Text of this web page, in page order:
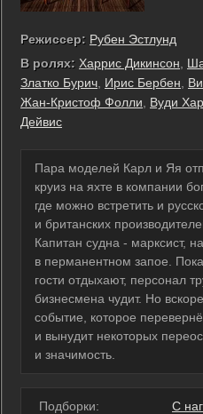
Режиссер: Рубен Эстлунд
В ролях: Харрис Дикинсон
Златко Бурич Ирис Бербен
Жан-Кристоф Фолли
Вуди
Дейвис
Пара моделей Карл и Яя
круиз на яхте в компании
где можно встретить и
и британских
Капитан судна - марксист,
в перманентном запое.
гости отдыхают, персонал
бизнесмена чудит. Но
событие, которое
и вынудит некоторых
и значимость.
Подборки:
С